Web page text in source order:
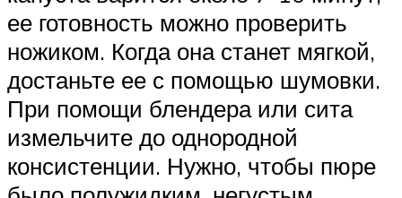
ее готовность можно проверить
ножиком. Когда она станет мягкой,
достаньте ее с помощью шумовки.
При помощи блендера или сита
измельчите до однородной
консистенции. Нужно, чтобы пюре